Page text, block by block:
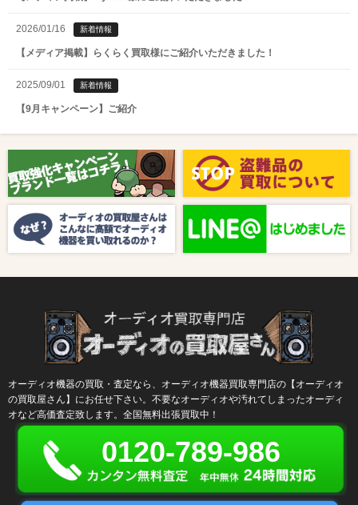
2026/01/16 新着情報
【メディア掲載】らくらく買取様にご紹介いただきました！
2025/09/01 新着情報
【9月キャンペーン】ご紹介
【8月キャンペーン】ご紹介
2024/10/04 新着情報
【ラジオ番組放送のお知らせ】
オーディオ機器の買取・査定なら、オーディオ機器買取専門店の【オーディオ
の買取屋さん】にお任せ下さい。不要なオーディオや汚れてしまったオーディ
オなど高価査定致します。全国無料出張買取中！
0120-789-986